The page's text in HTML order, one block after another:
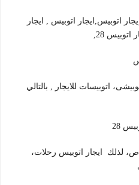
اتوبيس,ايجار اتوبيس , ايجار
اتوبيسات للايجار , بالتالي
لذلك ايجار اتوبيس رحلات،